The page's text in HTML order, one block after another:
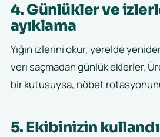
4. Günlükler ve
ayıklama
Yığın izlerini okur, yerelde
veri saçmadan günlük eklerler.
bir kutusuysa, nöbet
5. Ekibinizin